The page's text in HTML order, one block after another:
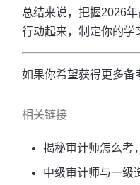
总结来说，把握2026
行动起来，制定你的学
如果你希望获得更多备
相关链接
揭秘审计师怎么考
中级审计师与一级